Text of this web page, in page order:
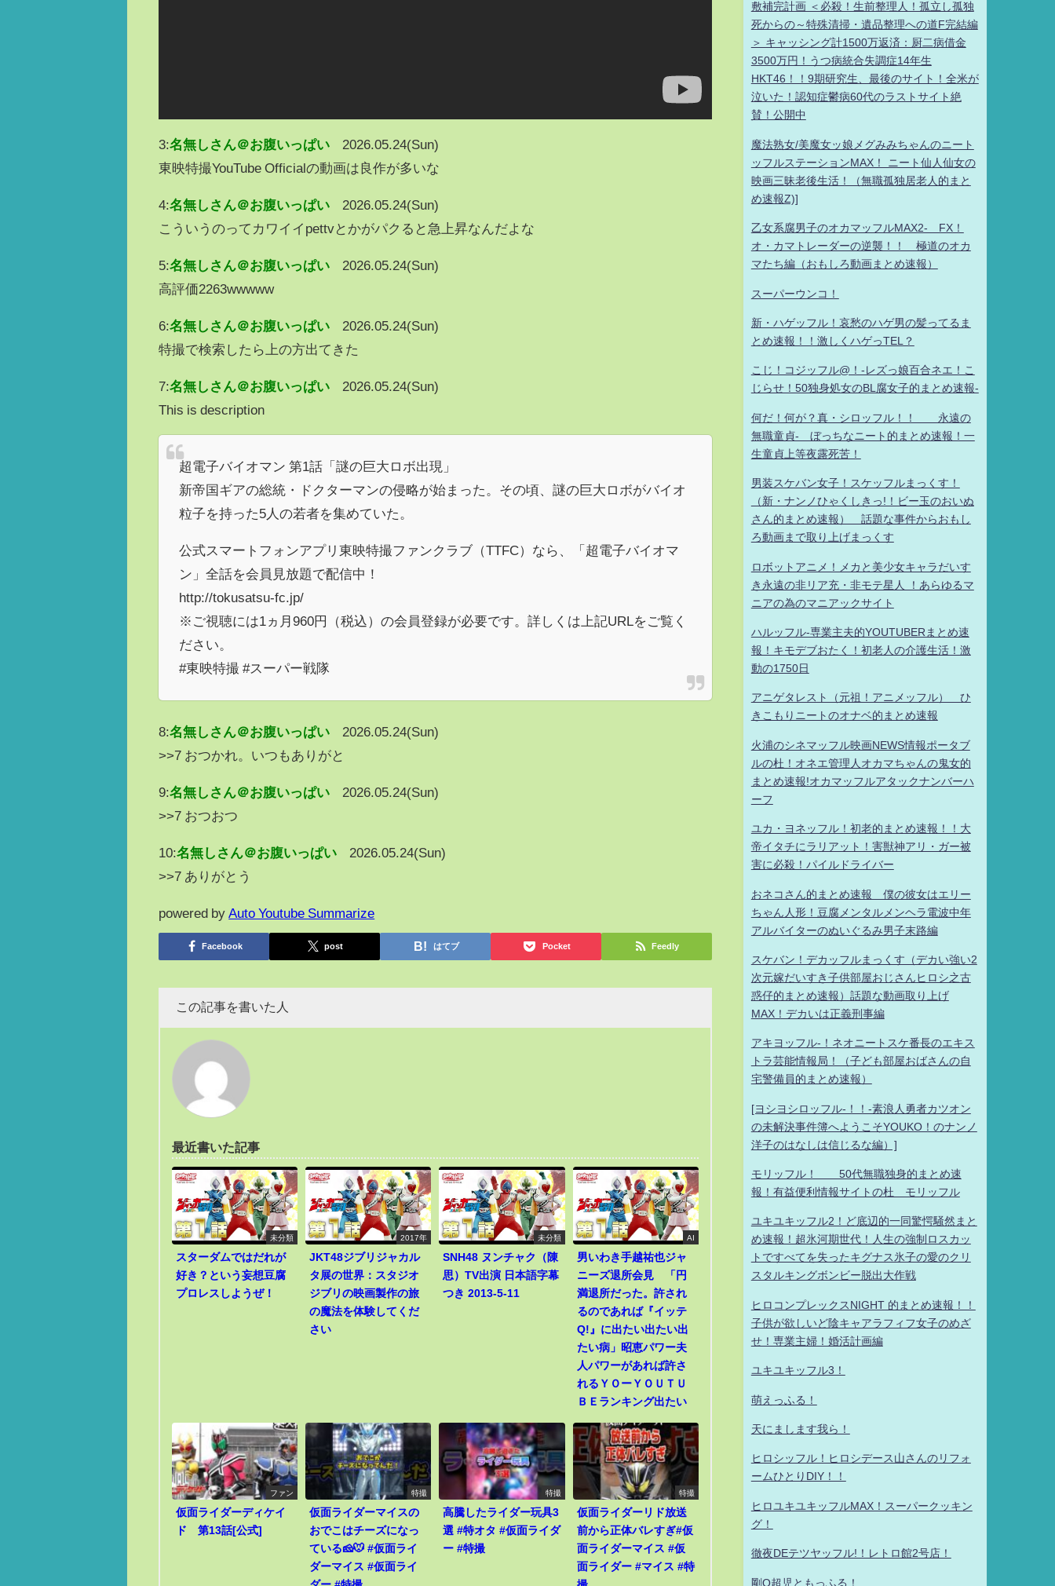
3:名無しさん＠お腹いっぱい
2026.05.24(Sun)
東映特撮YouTube Officialの動画は良作が多いな
4:名無しさん＠お腹いっぱい
2026.05.24(Sun)
こういうのってカワイイpettvとかがパクると急上昇なんだよな
5:名無しさん＠お腹いっぱい
2026.05.24(Sun)
高評価2263wwwww
6:名無しさん＠お腹いっぱい
2026.05.24(Sun)
特撮で検索したら上の方出てきた
7:名無しさん＠お腹いっぱい
2026.05.24(Sun)
This is description
超電子バイオマン 第1話「謎の巨大ロボ出現」
新帝国ギアの総統・ドクターマンの侵略が始まった。その頃、謎の巨大ロボがバイオ
粒子を持った5人の若者を集めていた。
公式スマートフォンアプリ東映特撮ファンクラブ（TTFC）なら、「超電子バイオマ
ン」全話を会員見放題で配信中！
http://tokusatsu-fc.jp/
※ご視聴には1ヵ月960円（税込）の会員登録が必要です。詳しくは上記URLをご覧く
ださい。
#東映特撮 #スーパー戦隊
8:名無しさん＠お腹いっぱい
2026.05.24(Sun)
>>7 おつかれ。いつもありがと
9:名無しさん＠お腹いっぱい
2026.05.24(Sun)
>>7 おつおつ
10:名無しさん＠お腹いっぱい
2026.05.24(Sun)
>>7 ありがとう
powered by Auto Youtube Summarize
Facebook post はてブ Pocket Feedly
この記事を書いた人
最近書いた記事
未分類
スターダムではだれが
好き？という妄想豆腐
プロレスしようぜ！
2017年
JKT48ジブリジャカル
タ展の世界：スタジオ
ジブリの映画製作の旅
の魔法を体験してくだ
さい
未分類
SNH48 ヌンチャク（陳
思）TV出演 日本語字幕
つき 2013-5-11
AI
男いわき手越祐也ジャ
ニーズ退所会見 「円
満退所だった。許され
るのであれば『イッテ
Q!』に出たい出たい出
たい病」昭恵パワー夫
人パワーがあれば許さ
れるＹＯーＹＯＵＴＵ
ＢＥランキング出たい
ファン
仮面ライダーディケイ
ド 第13話[公式]
特撮
仮面ライダーマイスの
おでこはチーズになっ
ている🧀🐭 #仮面ライ
ダーマイス #仮面ライ
特撮
高騰したライダー玩具3
選 #特オタ #仮面ライダ
ー #特撮
特撮
仮面ライダーリド放送
前から正体バレすぎ#仮
面ライダーマイス #仮
面ライダー #マイス #特
敷補完計画 ＜必殺！生前整理人！孤立し孤独
死からの～特殊清掃・遺品整理への道F完結編
＞ キャッシング計1500万返済：厨二病借金
3500万円！うつ病統合失調症14年生
HKT46！！9期研究生、最後のサイト！全米が
泣いた！認知症鬱病60代のラストサイト絶
賛！公開中
魔法熟女/美魔女ッ娘メグみみちゃんのニート
ッフルステーションMAX！ ニート仙人仙女の
映画三昧老後生活！（無職孤独居老人的まと
め速報Z)]
乙女系腐男子のオカマッフルMAX2- FX！
オ・カマトレーダーの逆襲！！ 極道のオカ
マたち編（おもしろ動画まとめ速報）
スーパーウンコ！
新・ハゲッフル！哀愁のハゲ男の髪ってるま
とめ速報！！激しくハゲっTEL？
こじ！コジッフル@！-レズっ娘百合ネエ！こ
じらせ！50独身処女のBL腐女子的まとめ速報-
何だ！何が？真・シロッフル！！ 永遠の
無職童貞- ぼっちなニート的まとめ速報！一
生童貞上等夜露死苦！
男装スケバン女子！スケッフルまっくす！
（新・ナンノひゃくしきっ!！ビー玉のおいぬ
さん的まとめ速報） 話題な事件からおもし
ろ動画まで取り上げまっくす
ロボットアニメ！メカと美少女キャラだいす
き永遠の非リア充・非モテ星人 ！あらゆるマ
ニアの為のマニアックサイト
ハルッフル-専業主夫的YOUTUBERまとめ速
報！キモデブおたく！初老人の介護生活！激
動の1750日
アニゲタレスト（元祖！アニメッフル） ひ
きこもりニートのオナベ的まとめ速報
火浦のシネマッフル映画NEWS情報ポータブ
ルの杜！オネエ管理人オカマちゃんの鬼女的
まとめ速報!オカマッフルアタックナンバーハ
ーフ
ユカ・ヨネッフル！初老的まとめ速報！！大
帝イタチにラリアット！害獣神アリ・ガー被
害に必殺！パイルドライバー
おネコさん的まとめ速報 僕の彼女はエリー
ちゃん人形！豆腐メンタルメンヘラ電波中年
アルバイターのぬいぐるみ男子末路編
スケバン！デカッフルまっくす（デカい強い2
次元嫁だいすき子供部屋おじさんヒロシ之古
惑仔的まとめ速報）話題な動画取り上げ
MAX！デカいは正義刑事編
アキヨッフル-！ネオニートスケ番長のエキス
トラ芸能情報局！（子ども部屋おばさんの自
宅警備員的まとめ速報）
[ヨシヨシロッフル-！！-素浪人勇者カツオン
の未解決事件簿へようこそYOUKO！のナンノ
洋子のはなしは信じるな編）]
モリッフル！ 50代無職独身的まとめ速
報！有益便利情報サイトの杜 モリッフル
ユキユキッフル2！ど底辺的一同驚愕騒然まと
め速報！超氷河期世代！人生の強制ロスカッ
トですべてを失ったキグナス氷子の愛のクリ
スタルキングボンビー脱出大作戦
ヒロコンプレックスNIGHT 的まとめ速報！！
子供が欲しいど陰キャアラフィフ女子のめざ
せ！専業主婦！婚活計画編
ユキユキッフル3！
萌えっふる！
天にまします我ら！
ヒロシッフル！ヒロシデース山さんのリフォ
ームひとりDIY！！
ヒロユキユキッフルMAX！スーパークッキン
グ！
徹夜DEテツヤッフル!！レトロ館2号店！
剛Q超児ともっふる！